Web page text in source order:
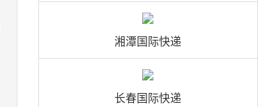
湘潭国际快递
长春国际快递